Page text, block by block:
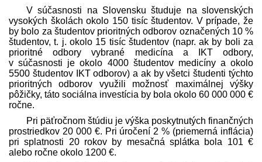
V súčasnosti na Slovensku študuje na slovenských
vysokých školách okolo 150 tisíc študentov. V prípade, že
by bolo za študentov prioritných odborov označených 10 %
študentov, t. j. okolo 15 tisíc študentov (napr. ak by boli za
prioritné odbory vybrané medicína a IKT odbory,
v súčasnosti je okolo 4000 študentov medicíny a okolo
5500 študentov IKT odborov) a ak by všetci študenti týchto
prioritných odborov využili možnosť maximálnej výšky
pôžičky, táto sociálna investícia by bola okolo 60 000 000 €
ročne.
Pri päťročnom štúdiu je výška poskytnutých finančných
prostriedkov 20 000 €. Pri úročení 2 % (priemerná inflácia)
pri splatnosti 20 rokov by mesačná splátka bola 101 €
alebo ročne okolo 1200 €.